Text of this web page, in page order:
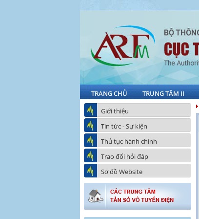
TRANG CHỦ TRUNG TÂM II
Giới thiệu
Tin tức - Sự kiện
Thủ tục hành chính
Trao đổi hỏi đáp
Sơ đồ Website